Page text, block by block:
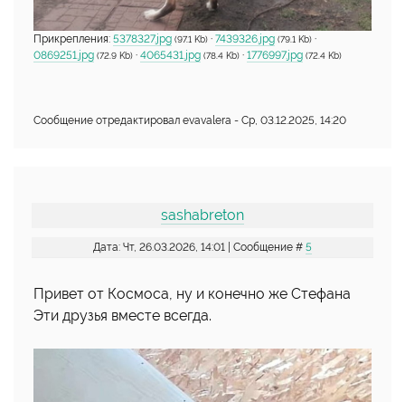
Прикрепления: 5378327.jpg (97.1 Kb) · 7439326.jpg (79.1 Kb) ·
0869251.jpg (72.9 Kb) · 4065431.jpg (78.4 Kb) · 1776997.jpg (72.4 Kb)
Сообщение отредактировал evavalera - Ср, 03.12.2025, 14:20
sashabreton
Дата: Чт, 26.03.2026, 14:01 | Сообщение # 5
Привет от Космоса, ну и конечно же Стефана
Эти друзья вместе всегда.